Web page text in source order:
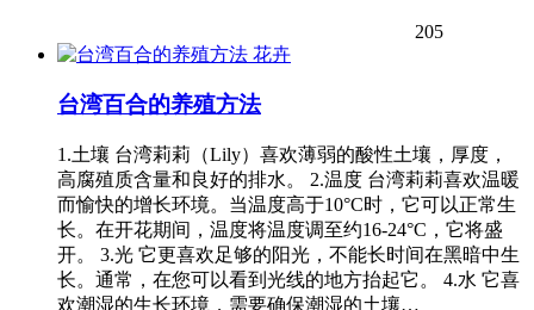
205
花卉
台湾百合的养殖方法
1.土壤 台湾莉莉（Lily）喜欢薄弱的酸性土壤，厚度，
高腐殖质含量和良好的排水。 2.温度 台湾莉莉喜欢温暖
而愉快的增长环境。当温度高于10°C时，它可以正常生
长。在开花期间，温度将温度调至约16-24°C，它将盛
开。 3.光 它更喜欢足够的阳光，不能长时间在黑暗中生
长。通常，在您可以看到光线的地方抬起它。 4.水 它喜
欢潮湿的生长环境，需要确保潮湿的土壤…